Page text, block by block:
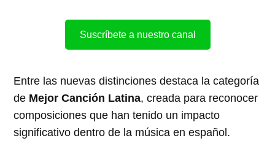
Suscríbete a nuestro canal
Entre las nuevas distinciones destaca la categoría
de Mejor Canción Latina, creada para reconocer
composiciones que han tenido un impacto
significativo dentro de la música en español.